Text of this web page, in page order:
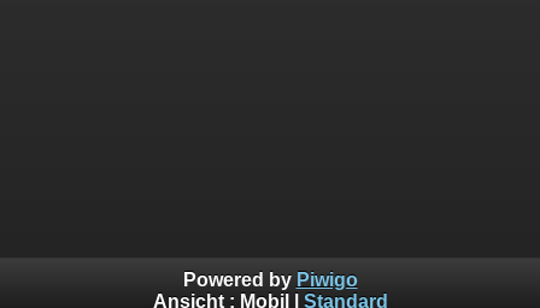
Powered by Piwigo
Ansicht : Mobil Standard